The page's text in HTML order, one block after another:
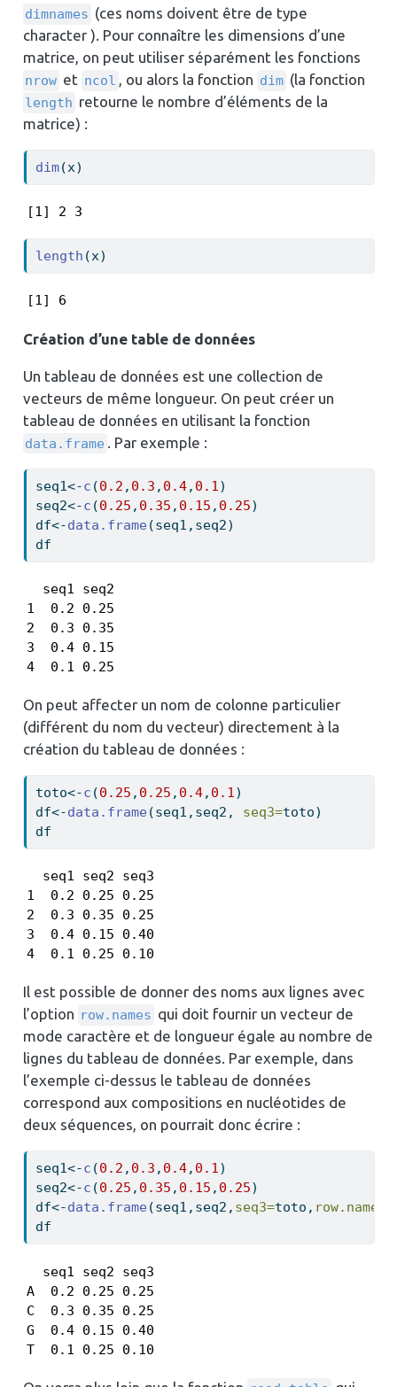
dimnames (ces noms doivent être de type
character ). Pour connaître les dimensions d’une
matrice, on peut utiliser séparément les fonctions
nrow et ncol , ou alors la fonction dim (la fonction
length retourne le nombre d’éléments de la
matrice) :
dim(x)
[1] 2 3
length (x)
[1] 6
Création d’une table de données
Un tableau de données est une collection de
vecteurs de même longueur. On peut créer un
tableau de données en utilisant la fonction
data.frame . Par exemple :
seq1<-c (0.2 , 0.3 , 0.4, 0.1 )
seq2<-c (0.25 , 0.35 , 0.15 , 0.25)
df<-data.frame (seq1,seq2)
df
  seq1 seq2
1  0.2 0.25
2  0.3 0.35
3  0.4 0.15
4  0.1 0.25
On peut affecter un nom de colonne particulier
(différent du nom du vecteur) directement à la
création du tableau de données :
toto<-c (0.25 , 0.25 , 0.4, 0.1)
df<-data.frame (seq1,seq2, seq3=toto)
df
  seq1 seq2 seq3
1  0.2 0.25 0.25
2  0.3 0.35 0.25
3  0.4 0.15 0.40
4  0.1 0.25 0.10
Il est possible de donner des noms aux lignes avec
l’option row.names qui doit fournir un vecteur de
mode caractère et de longueur égale au nombre de
lignes du tableau de données. Par exemple, dans
l’exemple ci-dessus le tableau de données
correspond aux compositions en nucléotides de
deux séquences, on pourrait donc écrire :
seq1<-c (0.2 , 0.3 , 0.4, 0.1)
seq2<-c (0.25 , 0.35 , 0.15 , 0.25)
df<-data.frame (seq1,seq2, seq3=toto, row.names=
df
  seq1 seq2 seq3
A  0.2 0.25 0.25
C  0.3 0.35 0.25
G  0.4 0.15 0.40
T  0.1 0.25 0.10